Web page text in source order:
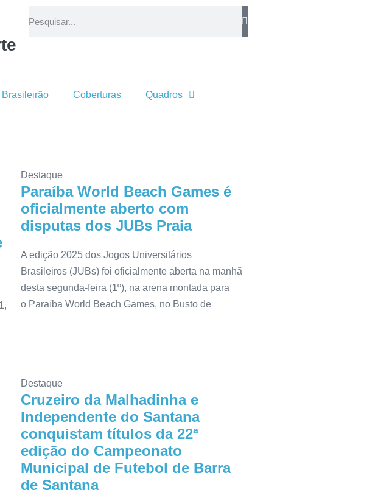
Brasileirão Coberturas Quadros
Destaque
Paraíba World Beach Games é
oficialmente aberto com
disputas dos JUBs Praia
A edição 2025 dos Jogos Universitários
Brasileiros (JUBs) foi oficialmente aberta na manhã
desta segunda-feira (1º), na arena montada para
o Paraíba World Beach Games, no Busto de
Destaque
Cruzeiro da Malhadinha e
Independente do Santana
conquistam títulos da 22ª
edição do Campeonato
Municipal de Futebol de Barra
de Santana